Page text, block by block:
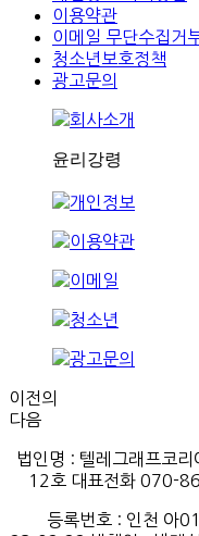
이용약관
이메일 무단수집거
청소년보호정책
광고문의
이전의
다음
법인명 : 텔레그래프코
12호 대표전화 070-
등록번호 : 인천 아